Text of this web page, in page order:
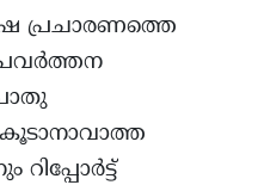
പ്രചാരണത്തെ
കൂടാനാവാത്ത
റിപ്പോർട്ട്‌